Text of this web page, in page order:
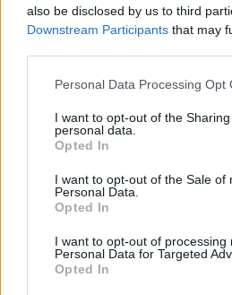
also be disclosed by us to third
Downstream Participants that may
Please note that this website/app
not limited to your visit or usage
grant or deny consent to Google
use your data for below specified
consent section.
Personal Data Processing Opt
I want to opt-out of the
personal data.
Opted In
I want to opt-out of the Sale of
Personal Data.
Opted In
I want to opt-out of processing
Personal Data for Targeted
Opted In
HÍREK 2024. JAN. 27. F. P.
Oroszországban nem
az szovjet korszakból való
rendszereket, így egyre
akadozik a szolgáltatás.